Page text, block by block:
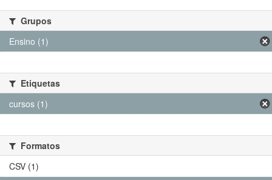
Grupos
Ensino (1)
Etiquetas
cursos (1)
Formatos
CSV (1)